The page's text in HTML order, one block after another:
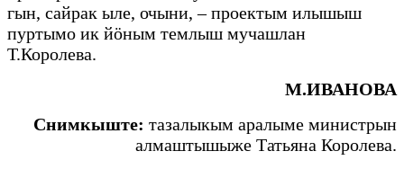
гын, сайрак ыле, очыни, – проектым илышыш
пуртымо ик йӧным темлыш мучашлан
Т.Королева.
М.ИВАНОВА
Снимкыште: тазалыкым аралыме министрын
алмаштышыже Татьяна Королева.